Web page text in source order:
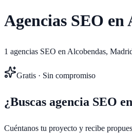
Agencias SEO en
1 agencias SEO en Alcobendas,
Gratis · Sin compromiso
¿Buscas agencia SEO en
Cuéntanos tu proyecto y recibe